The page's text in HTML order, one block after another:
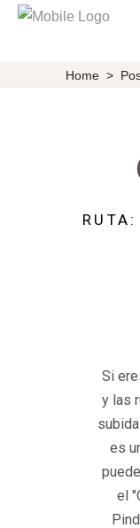
Home >
Si
y las
es
el